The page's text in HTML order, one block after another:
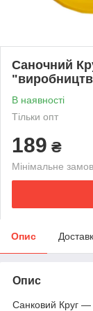
Саночний
В наявності
Тільки опт
189 ₴
Мінімальне
Опис
Опис
Санковий Круг —